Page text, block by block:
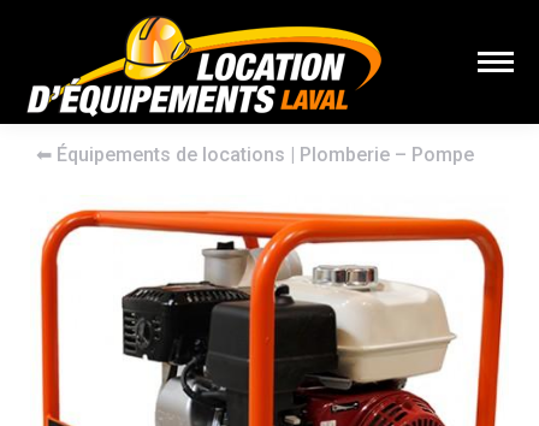
⬅︎ Équipements de locations | Plomberie – Pompe